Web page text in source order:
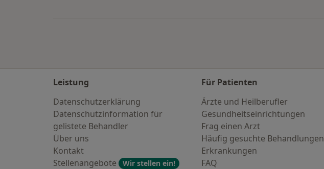
Leistung
Datenschutzerklärung
Datenschutzinformation für
gelistete Behandler
Über uns
Kontakt
Stellenangebote
Wir stellen ein!
Für Patienten
Ärzte und Heilberufler
Gesundheitseinrichtungen
Frag einen Arzt
Häufig gesuchte Behandlungen
Erkrankungen
FAQ